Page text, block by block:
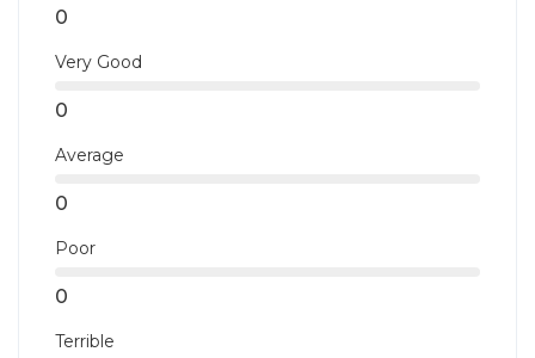
0
Very Good
0
Average
0
Poor
0
Terrible